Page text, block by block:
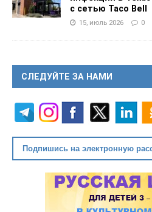
с сетью Taco Bell
15, июль 2026 0
СЛЕДУЙТЕ ЗА НАМИ
Подпишись на электронную